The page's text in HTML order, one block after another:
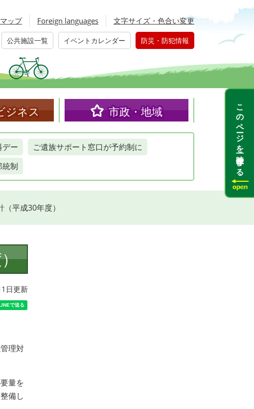
ップ Foreign languages 文字サイズ・色合い変更
公共施設一覧 イベントカレンダー 防災・防犯情報
ジネス 市政・地域
デー
ご遺族サポート窓口が予約制に
統制
平成30年度）
日更新
理対
量を
備し
このページを一時保存する